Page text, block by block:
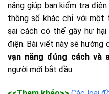
năng giúp bạn kiểm tra
thông số khác chỉ với một
sai cách có thể gây hư
điện. Bài viết này sẽ hướng
vạn năng đúng cách và
người mới bắt đầu.